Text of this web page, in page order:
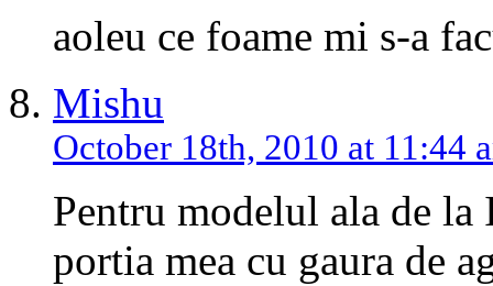
aoleu ce foame mi s-a
Mishu
October 18th, 2010 at 11:44
Pentru modelul ala de la
portia mea cu gaura de